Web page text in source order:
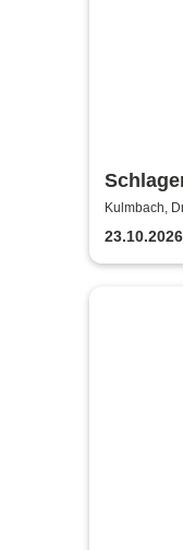
Borg
Kulmbach,
23.10.2026